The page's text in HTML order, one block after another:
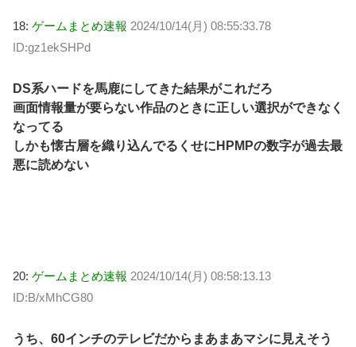
18: ゲームまとめ速報 2024/10/14(月) 08:55:33.78
ID:gz1ekSHPd
DS系ハードを馬鹿にしてきた結果がこれだろ
画面情報量が要らない作品のときに正しい選択ができなく
なってる
しかも懐古層を織り込んでるくせにHPMPの数字が過去最
悪に読めない
20: ゲームまとめ速報 2024/10/14(月) 08:58:13.13
ID:B/xMhCG80
うち、60インチのテレビだからまあまあマシに見えそう